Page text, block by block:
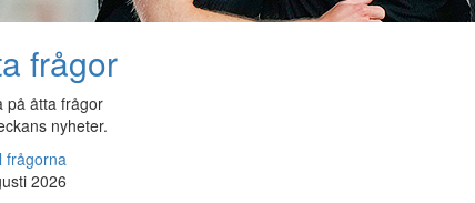
frågor
på åtta frågor
nyheter.
frågorna
2026